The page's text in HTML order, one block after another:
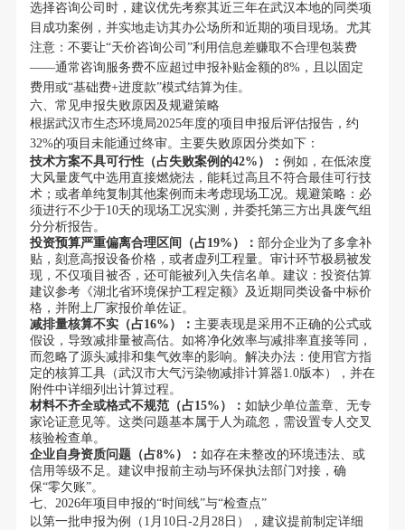
选择咨询公司时，建议优先考察其近三年在武汉本地的同类项
目成功案例，并实地走访其办公场所和近期的项目现场。尤其
注意：不要让“天价咨询公司”利用信息差赚取不合理包装费
——通常咨询服务费不应超过申报补贴金额的8%，且以固定
费用或“基础费+进度款”模式结算为佳。
六、常见申报失败原因及规避策略
根据武汉市生态环境局2025年度的项目申报后评估报告，约
32%的项目未能通过终审。主要失败原因分类如下：
技术方案不具可行性（占失败案例的42%）： 例如，在低浓度
大风量废气中选用直接燃烧法，能耗过高且不符合最佳可行技
术；或者单纯复制其他案例而未考虑现场工况。规避策略：必
须进行不少于10天的现场工况实测，并委托第三方出具废气组
分分析报告。
投资预算严重偏离合理区间（占19%）： 部分企业为了多拿补
贴，刻意高报设备价格，或者虚列工程量。审计环节极易被发
现，不仅项目被否，还可能被列入失信名单。建议：投资估算
建议参考《湖北省环境保护工程定额》及近期同类设备中标价
格，并附上厂家报价单佐证。
减排量核算不实（占16%）： 主要表现是采用不正确的公式或
假设，导致减排量被高估。如将净化效率与减排率直接等同，
而忽略了源头减排和集气效率的影响。解决办法：使用官方指
定的核算工具（武汉市大气污染物减排计算器1.0版本），并在
附件中详细列出计算过程。
材料不齐全或格式不规范（占15%）： 如缺少单位盖章、无专
家论证意见等。这类问题基本属于人为疏忽，需设置专人交叉
核验检查单。
企业自身资质问题（占8%）： 如存在未整改的环境违法、或
信用等级不足。建议申报前主动与环保执法部门对接，确
保“零欠账”。
七、2026年项目申报的“时间线”与“检查点”
以第一批申报为例（1月10日-2月28日），建议提前制定详细